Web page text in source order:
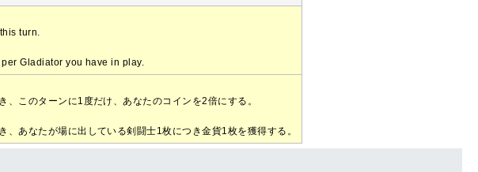
turn.
Gladiator you have in play.
、このターンに1度だけ、あなたのコインを2倍にする。
、あなたが場に出している剣闘士1枚につき金貨1枚を獲得する。